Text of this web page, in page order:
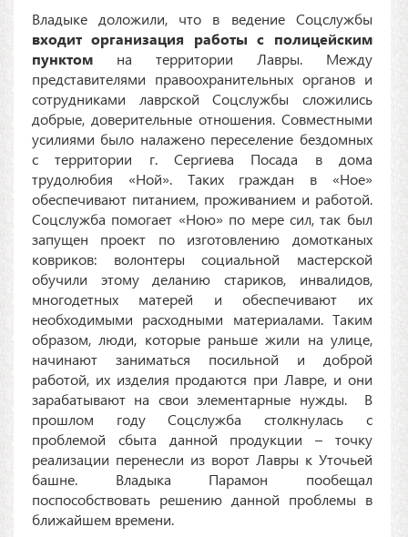
Владыке доложили, что в ведение Соцслужбы
входит организация работы с полицейским
пунктом на территории Лавры. Между
представителями правоохранительных органов и
сотрудниками лаврской Соцслужбы сложились
добрые, доверительные отношения. Совместными
усилиями было налажено переселение бездомных
с территории г. Сергиева Посада в дома
трудолюбия «Ной». Таких граждан в «Ное»
обеспечивают питанием, проживанием и работой.
Соцслужба помогает «Ною» по мере сил, так был
запущен проект по изготовлению домотканых
ковриков: волонтеры социальной мастерской
обучили этому деланию стариков, инвалидов,
многодетных матерей и обеспечивают их
необходимыми расходными материалами. Таким
образом, люди, которые раньше жили на улице,
начинают заниматься посильной и доброй
работой, их изделия продаются при Лавре, и они
зарабатывают на свои элементарные нужды. В
прошлом году Соцслужба столкнулась с
проблемой сбыта данной продукции – точку
реализации перенесли из ворот Лавры к Уточьей
башне. Владыка Парамон пообещал
поспособствовать решению данной проблемы в
ближайшем времени.